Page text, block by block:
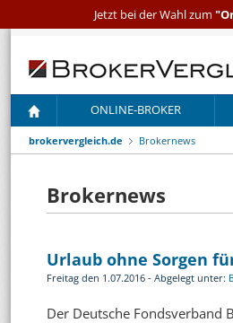
ONLINE-BROKER
brokervergleich.de Brokernews
Brokernews
Urlaub ohne Sorgen
Freitag den 1.07.2016 - Abgelegt unter:
Der Deutsche Fondsverband
Jetzt bei der Wahl zum